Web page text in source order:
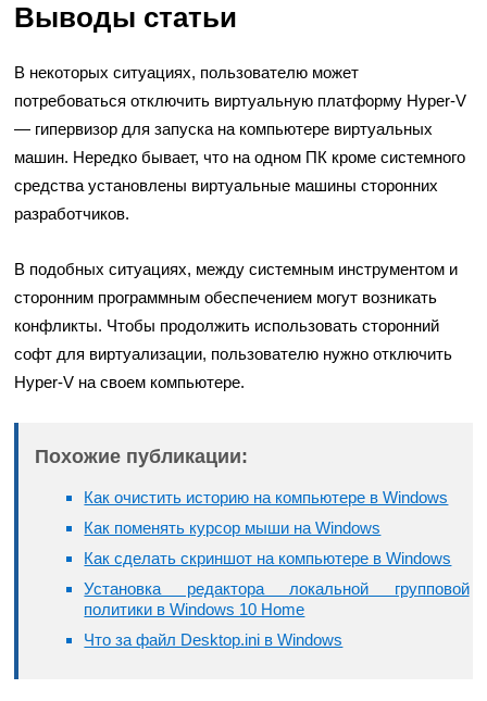
Выводы статьи
В некоторых ситуациях, пользователю может
потребоваться отключить виртуальную платформу Hyper-V
— гипервизор для запуска на компьютере виртуальных
машин. Нередко бывает, что на одном ПК кроме системного
средства установлены виртуальные машины сторонних
разработчиков.
В подобных ситуациях, между системным инструментом и
сторонним программным обеспечением могут возникать
конфликты. Чтобы продолжить использовать сторонний
софт для виртуализации, пользователю нужно отключить
Hyper-V на своем компьютере.
Похожие публикации:
Как очистить историю на компьютере в Windows
Как поменять курсор мыши на Windows
Как сделать скриншот на компьютере в Windows
Установка редактора локальной групповой
политики в Windows 10 Home
Что за файл Desktop.ini в Windows